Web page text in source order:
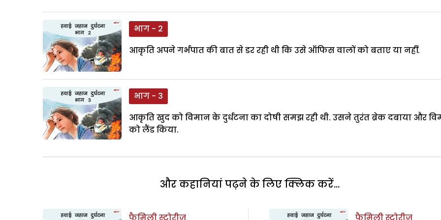
भाग - 2
आकृति अपने गर्भपात की बात से डर रही थी कि उसे ऑफिस वालों को बताए या नहीं.
भाग - 3
आकृति खुद को विमान के दुर्धटना का दोषी समझ रही थी. उसने तुरंत ब्रेक दबाया और
को लैंड किया.
और कहानियां पढ़ने के लिए क्लिक करें...